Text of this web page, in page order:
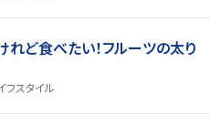
ど食べたい！フルーツの太り
フスタイル